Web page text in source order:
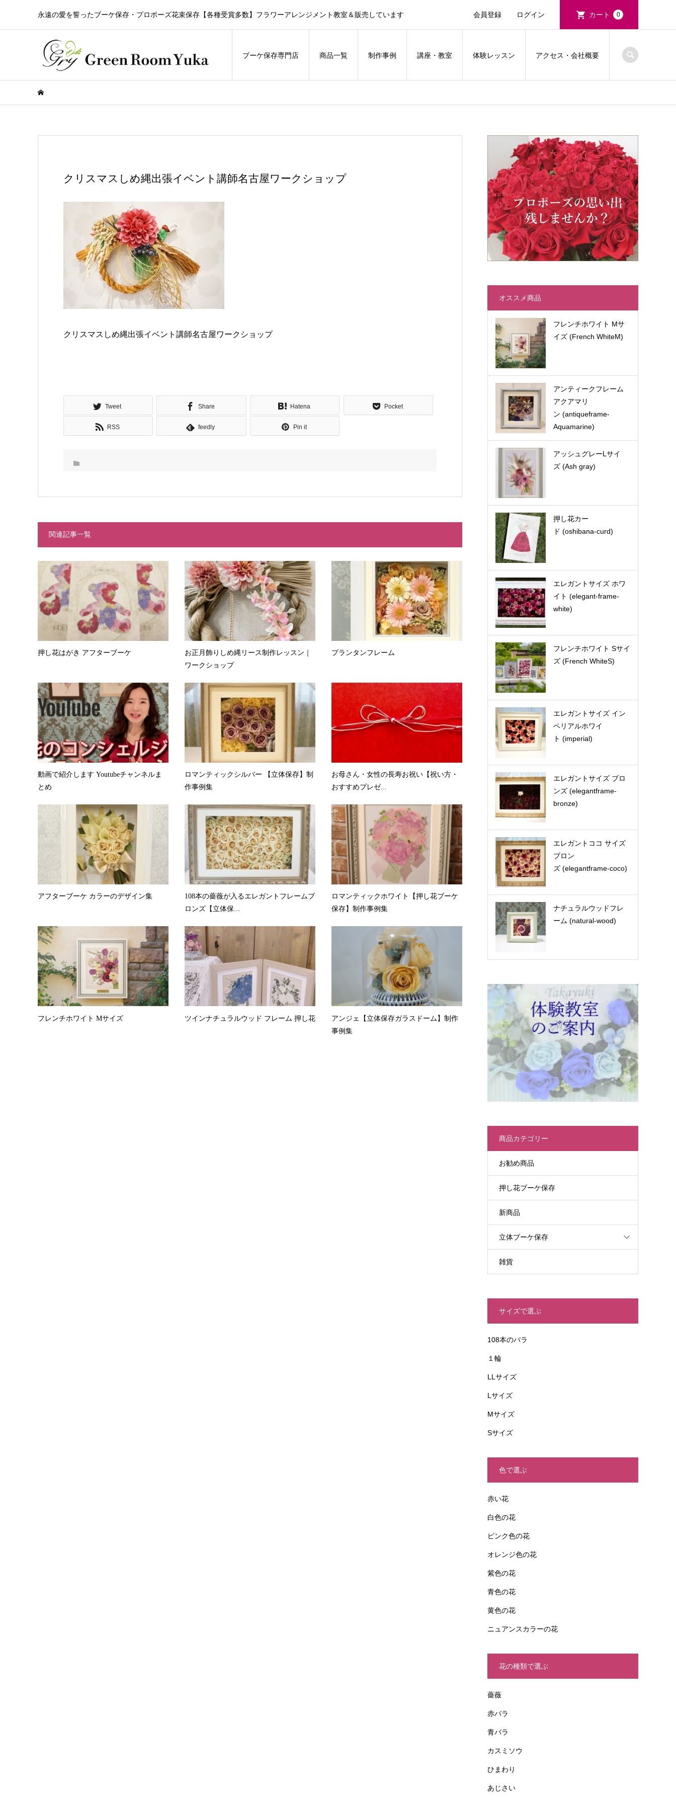
永遠の愛を誓ったブーケ保存・プロポーズ花束保存【各種受賞多数】フラワーアレンジメント教室＆販売しています 会員登録 ログイン カート 0
ブーケ保存専門店 商品一覧 制作事例 講座・教室 体験レッスン アクセス・会社概要
クリスマスしめ縄出張イベント講師名古屋ワークショップ
クリスマスしめ縄出張イベント講師名古屋ワークショップ
Tweet Share Hatena Pocket
RSS feedly Pin it
関連記事一覧
押し花はがき アフターブーケ
お正月飾りしめ縄リース制作レッスン｜
ワークショップ
プランタンフレーム
動画で紹介します Youtubeチャンネルま
とめ
ロマンティックシルバー 【立体保存】制
作事例集
お母さん・女性の長寿お祝い【祝い方・
おすすめプレゼ...
アフターブーケ カラーのデザイン集
108本の薔薇が入るエレガントフレームブ
ロンズ【立体保...
ロマンティックホワイト【押し花ブーケ
保存】制作事例集
フレンチホワイト Mサイズ ツインナチュラルウッド フレーム 押し花
アンジェ【立体保存ガラスドーム】制作
事例集
オススメ商品
フレンチホワイト Mサ
イズ (French WhiteM)
アンティークフレーム
アクアマリ
ン (antiqueframe-
Aquamarine)
アッシュグレーLサイ
ズ (Ash gray)
押し花カー
ド (oshibana-curd)
エレガントサイズ ホワ
イト (elegant-frame-
white)
フレンチホワイト Sサイ
ズ (French WhiteS)
エレガントサイズ イン
ペリアルホワイ
ト (imperial)
エレガントサイズ ブロ
ンズ (elegantframe-
bronze)
エレガントココ サイズ
ブロン
ズ (elegantframe-coco)
ナチュラルウッドフレ
ーム (natural-wood)
商品カテゴリー
お勧め商品
押し花ブーケ保存
新商品
立体ブーケ保存
雑貨
サイズで選ぶ
108本のバラ
１輪
LLサイズ
Lサイズ
Mサイズ
Sサイズ
色で選ぶ
赤い花
白色の花
ピンク色の花
オレンジ色の花
紫色の花
青色の花
黄色の花
ニュアンスカラーの花
花の種類で選ぶ
薔薇
赤バラ
青バラ
カスミソウ
ひまわり
あじさい